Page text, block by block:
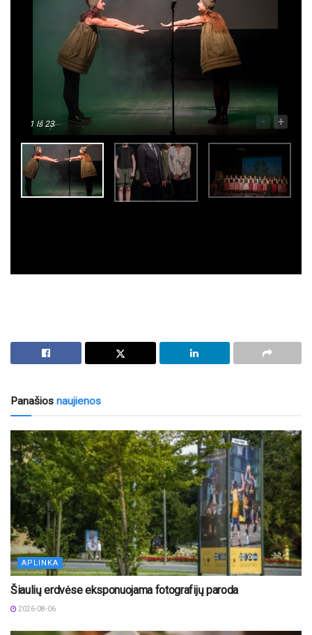
1 Iš 23 - +
Panašios naujienos
APLINKA
Šiaulių erdvėse eksponuojama fotografijų paroda
2026-08-06